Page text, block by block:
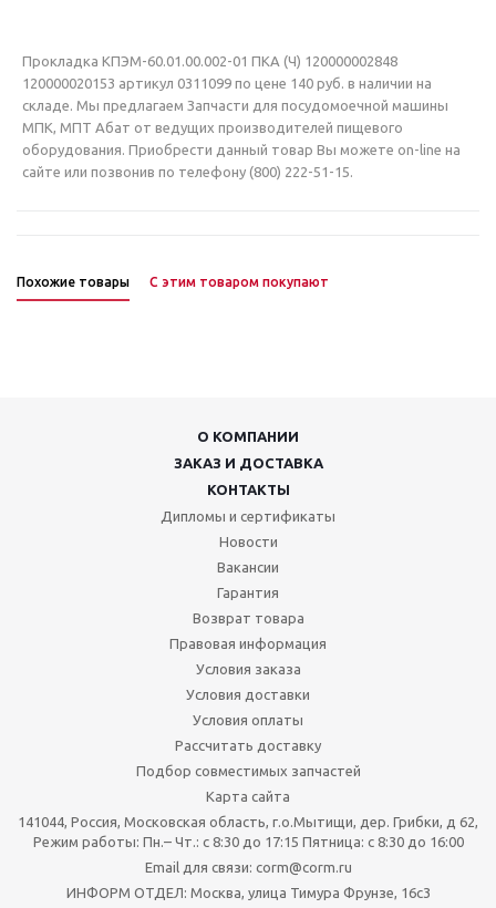
Прокладка КПЭМ-60.01.00.002-01 ПКА (Ч) 120000002848
120000020153 артикул 0311099 по цене 140 руб. в наличии на
складе. Мы предлагаем Запчасти для посудомоечной машины
МПК, МПТ Абат от ведущих производителей пищевого
оборудования. Приобрести данный товар Вы можете on-line на
сайте или позвонив по телефону (800) 222-51-15.
Похожие товары С этим товаром покупают
О КОМПАНИИ
ЗАКАЗ И ДОСТАВКА
КОНТАКТЫ
Дипломы и сертификаты
Новости
Вакансии
Гарантия
Возврат товара
Правовая информация
Условия заказа
Условия доставки
Условия оплаты
Рассчитать доставку
Подбор совместимых запчастей
Карта сайта
141044, Россия, Московская область, г.о.Мытищи, дер. Грибки, д 62,
Режим работы: Пн.– Чт.: с 8:30 до 17:15 Пятница: c 8:30 до 16:00
Email для связи: corm@corm.ru
ИНФОРМ ОТДЕЛ: Москва, улица Тимура Фрунзе, 16с3